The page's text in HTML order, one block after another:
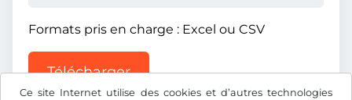
Ce site Internet utilise des cookies et d’autres technologies
Formats pris en charge : Excel ou CSV
Télécharger